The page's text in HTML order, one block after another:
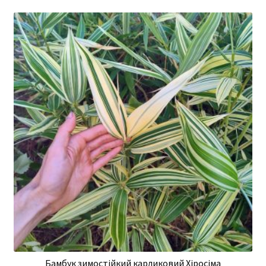
Бамбук зимостійкий карликовий Хіросіма